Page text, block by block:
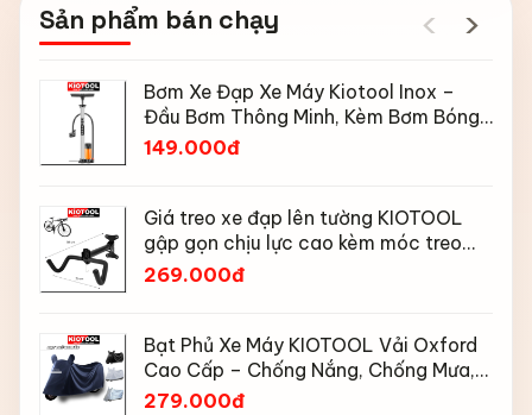
Sản phẩm bán chạy ‹ ›
Bơm Xe Đạp Xe Máy Kiotool Inox –
Đầu Bơm Thông Minh, Kèm Bơm Bóng,
Đồng Hồ 160 PSI
149.000đ
Giá treo xe đạp lên tường KIOTOOL
gập gọn chịu lực cao kèm móc treo
mũ bảo hiểm
269.000đ
Bạt Phủ Xe Máy KIOTOOL Vải Oxford
Cao Cấp – Chống Nắng, Chống Mưa,
Chống Bụi, Chống Tia UV, Có Phản
279.000đ